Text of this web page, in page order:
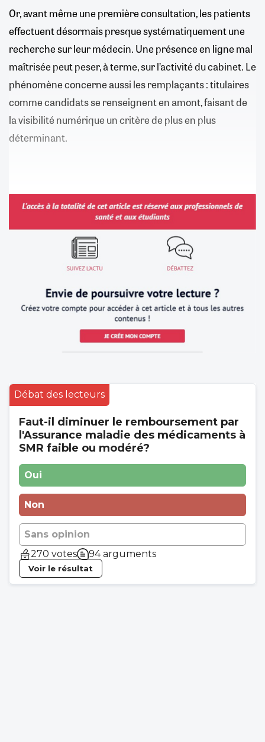
Or, avant même une première consultation, les patients
effectuent désormais presque systématiquement une
recherche sur leur médecin. Une présence en ligne mal
maîtrisée peut peser, à terme, sur l’activité du cabinet. Le
phénomène concerne aussi les remplaçants : titulaires
comme candidats se renseignent en amont, faisant de
la visibilité numérique un critère de plus en plus
déterminant.
Débat des lecteurs
Faut-il diminuer le remboursement par
l'Assurance maladie des médicaments à
SMR faible ou modéré?
Oui
Non
Sans opinion
270 votes
94 arguments
Voir le résultat